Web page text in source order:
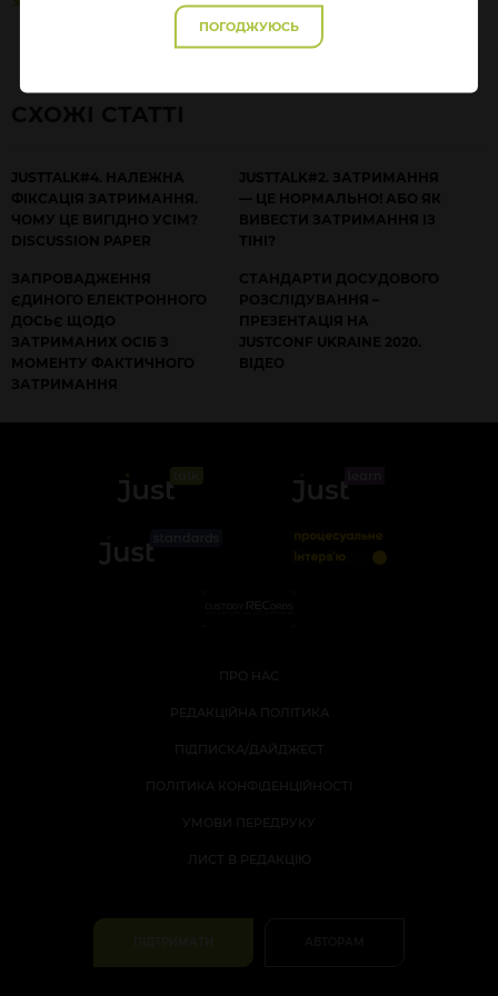
JUSTTALK#4. НАЛЕЖНА
ФІКСАЦІЯ ЗАТРИМАННЯ.
ЧОМУ ЦЕ ВИГІДНО УСІМ?
DISCUSSION PAPER
JUSTTALK#2. ЗАТРИМАННЯ
— ЦЕ НОРМАЛЬНО! АБО ЯК
ВИВЕСТИ ЗАТРИМАННЯ ІЗ
ТІНІ?
ЗАПРОВАДЖЕННЯ
ЄДИНОГО ЕЛЕКТРОННОГО
ДОСЬЄ ЩОДО
ЗАТРИМАНИХ ОСІБ З
МОМЕНТУ ФАКТИЧНОГО
ЗАТРИМАННЯ
СТАНДАРТИ ДОСУДОВОГО
РОЗСЛІДУВАННЯ –
ПРЕЗЕНТАЦІЯ НА
JUSTCONF UKRAINE 2020.
ВІДЕО
ПОГОДЖУЮСЬ
ПРО НАС
РЕДАКЦІЙНА ПОЛІТИКА
ПІДПИСКА/ДАЙДЖЕСТ
ПОЛІТИКА КОНФІДЕНЦІЙНОСТІ
УМОВИ ПЕРЕДРУКУ
ЛИСТ В РЕДАКЦІЮ